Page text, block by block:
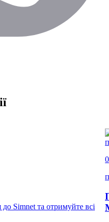
Simnet та отримуйте всі